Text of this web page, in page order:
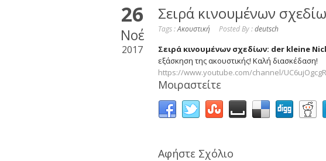
26
Νοέ
2017
Σειρά κινουμένων
Tags :Ακουστική Posted By :deutsch
Σειρά κινουμένων σχεδίων: der kleine
εξάσκηση της ακουστικής! Καλή διασκέδαση!
https://www.youtube.com/channel/
Μοιραστείτε
Αφήστε Σχόλιο